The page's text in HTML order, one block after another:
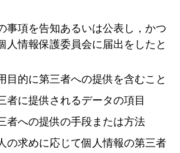
事項を告知あるいは公表し，かつ
人情報保護委員会に届出をしたと
目的に第三者への提供を含むこと
者に提供されるデータの項目
者への提供の手段または方法
の求めに応じて個人情報の第三者